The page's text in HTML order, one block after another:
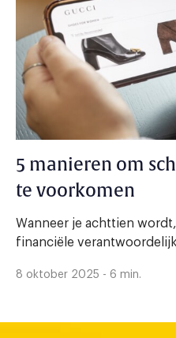
5 manieren om
te voorkomen
Wanneer je achttien
financiële
8 oktober 2025 - 6 min.